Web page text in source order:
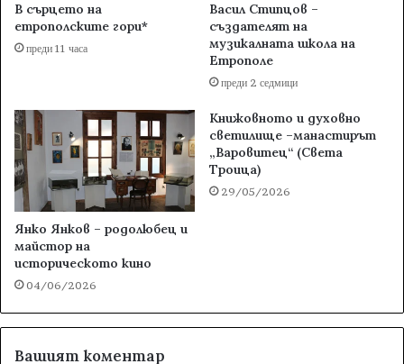
В сърцето на
етрополските гори*
преди 11 часа
Васил Стипцов –
създателят на
музикалната школа на
Етрополе
преди 2 седмици
Янко Янков – родолюбец и
майстор на
историческото кино
04/06/2026
Книжовното и духовно
светилище –манастирът
„Варовитец“ (Света
Троица)
29/05/2026
Вашият коментар